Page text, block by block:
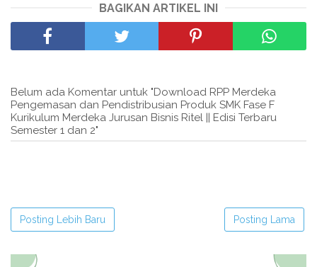
BAGIKAN ARTIKEL INI
Belum ada Komentar untuk "Download RPP Merdeka
Pengemasan dan Pendistribusian Produk SMK Fase F
Kurikulum Merdeka Jurusan Bisnis Ritel || Edisi Terbaru
Semester 1 dan 2"
Posting Lebih Baru Posting Lama